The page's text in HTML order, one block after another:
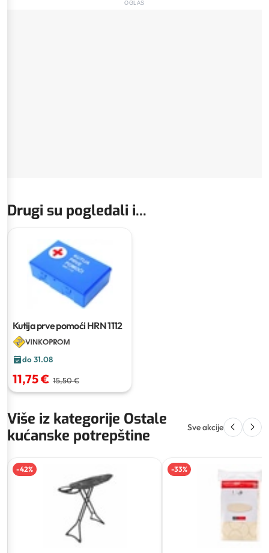
OGLAS
Drugi su pogledali i...
Kutija prve pomoći HRN 1112
do 31.08
11,75 € 15,50 €
Više iz kategorije Ostale
kućanske potrepštine
Sve akcije
-42% -33%